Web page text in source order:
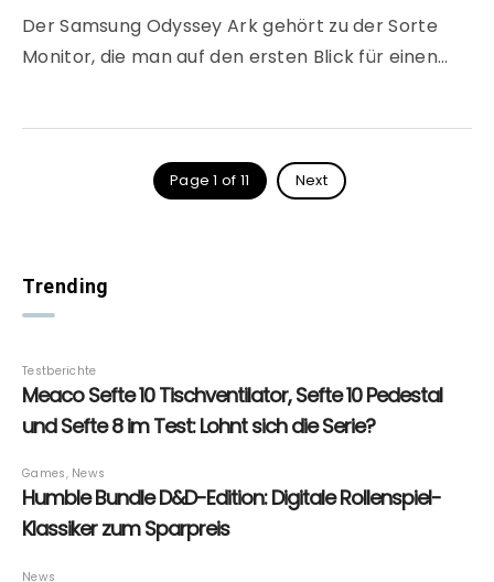
Der Samsung Odyssey Ark gehört zu der Sorte
Monitor, die man auf den ersten Blick für einen…
Page 1 of 11 Next
Trending